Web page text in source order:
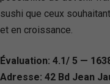
sushi que ceux
et en croissance.
Évaluation: 4.1/ 5 —
Adresse: 42 Bd Jean